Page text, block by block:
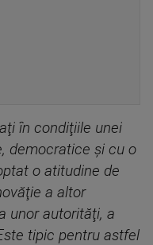
în condiţiile unei
democratice şi cu o
o atitudine de
a altor
unor autorităţi, a
tipic pentru astfel